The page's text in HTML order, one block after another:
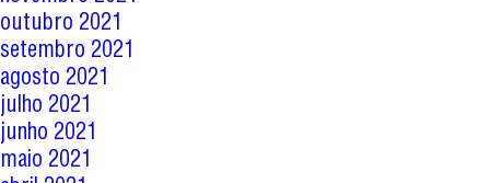
outubro 2021
setembro 2021
agosto 2021
julho 2021
junho 2021
maio 2021